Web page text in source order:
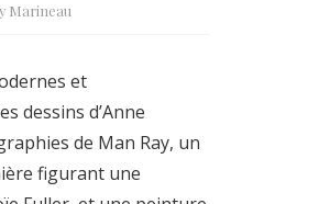
Marineau
et
dessins d’Anne
de Man Ray, un
figurant une